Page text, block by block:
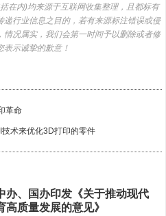
在内)均来源于互联网收集整理，且都标有
行业信息之目的，若有来源标注错误或侵
况属实，我们会第一时间予以删除或者修
表示诚挚的歉意！
革命
术来优化3D打印的零件
办、国办印发《关于推动现代
高质量发展的意见》